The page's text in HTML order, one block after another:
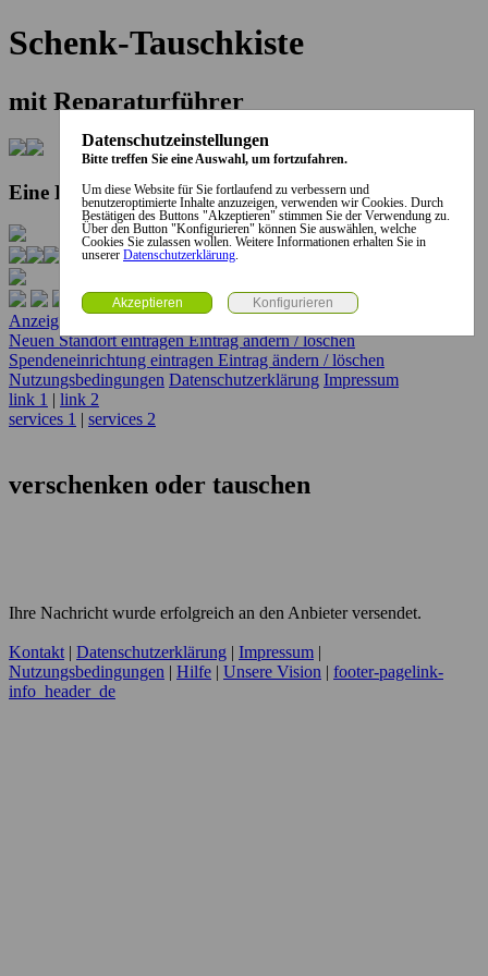
Schenk-Tauschkiste
mit Reparaturführer
Eine Kooperation der Stadt und des Landkreises...
Anzeige erstellen
Neuen Standort eintragenEintrag ändern / löschen
Spendeneinrichtung eintragen Eintrag ändern / löschen
Nutzungsbedingungen Datenschutzerklärung Impressum
link 1 | link 2
services 1 | services 2
verschenken oder tauschen
Ihre Nachricht wurde erfolgreich an den Anbieter versendet.
Kontakt| Datenschutzerklärung Impressum
Nutzungsbedingungen
Hilfe Unsere Vision
footer-pagelink-
info_header_de
Datenschutzeinstellungen
Bitte treffen Sie eine Auswahl, um fortzufahren.
Um diese Website für Sie fortlaufend zu verbessern und
benutzeroptimierte Inhalte anzuzeigen, verwenden wir Cookies. Durch
Bestätigen des Buttons "Akzeptieren" stimmen Sie der Verwendung zu.
Über den Button "Konfigurieren" können Sie auswählen, welche
Cookies Sie zulassen wollen. Weitere Informationen erhalten Sie in
unserer Datenschutzerklärung.